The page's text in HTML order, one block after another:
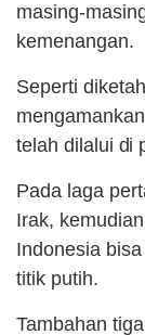
masing-
kemenangan.
Seperti
telah dilalui di
Pada laga
Irak,
Indonesia
titik putih.
Tambahan